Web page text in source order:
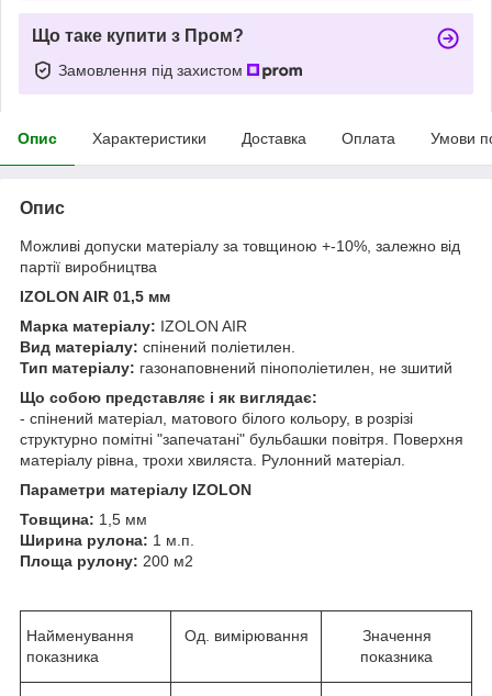
Що таке купити з Пром?
Замовлення під захистом
Опис Характеристики Доставка Оплата Умови
Опис
Можливі допуски матеріалу за товщиною +-10%, залежно від
партії виробництва
IZOLON AIR 01,5 мм
Марка матеріалу: IZOLON AIR
Вид матеріалу: спінений поліетилен.
Тип матеріалу: газонаповнений пінополіетилен, не зшитий
Що собою представляє і як виглядає:
- спінений матеріал, матового білого кольору, в розрізі
структурно помітні "запечатані" бульбашки повітря. Поверхня
матеріалу рівна, трохи хвиляста. Рулонний матеріал.
Параметри матеріалу IZOLON
Товщина: 1,5 мм
Ширина рулона: 1 м.п.
Площа рулону: 200 м2
Найменування
показника
Од. вимірювання
Значення
показника